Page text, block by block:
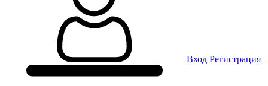
Вход Регистрация